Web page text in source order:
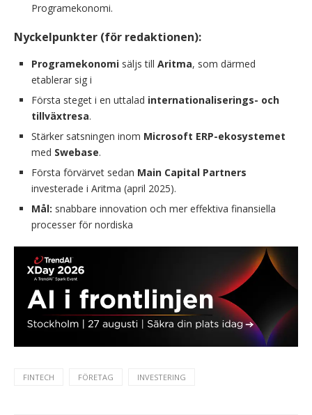
Programekonomi.
Nyckelpunkter (för redaktionen):
Programekonomi säljs till Aritma, som därmed
etablerar sig i
Första steget i en uttalad internationaliserings- och
tillväxtresa.
Stärker satsningen inom Microsoft ERP-ekosystemet
med Swebase.
Första förvärvet sedan Main Capital Partners
investerade i Aritma (april 2025).
Mål: snabbare innovation och mer effektiva finansiella
processer för nordiska
FINTECH FÖRETAG INVESTERING